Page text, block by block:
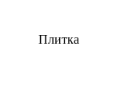
Плитка